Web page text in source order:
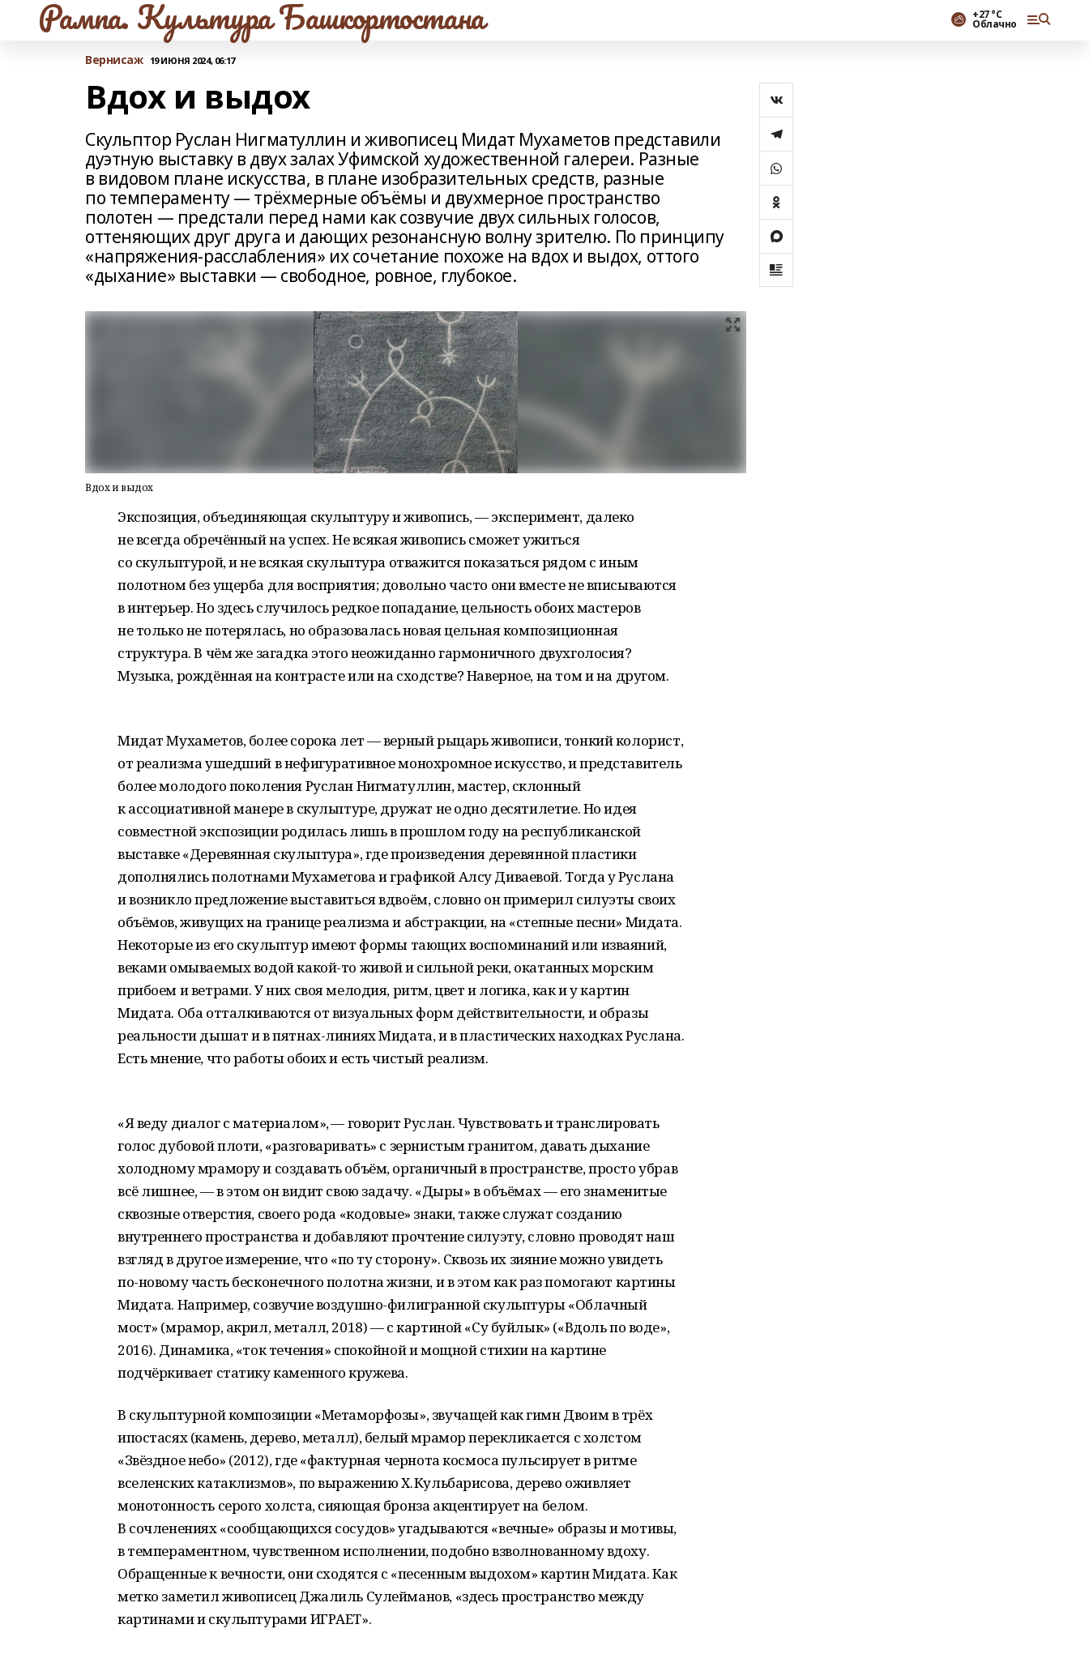
Рампа. Культура Башкортостана +27 °С
Облачно
Вернисаж 19 ИЮНЯ 2024, 06:17
Вдох и выдох
Скульптор Руслан Нигматуллин и живописец Мидат Мухаметов представили
дуэтную выставку в двух залах Уфимской художественной галереи. Разные
в видовом плане искусства, в плане изобразительных средств, разные
по темпераменту — трёхмерные объёмы и двухмерное пространство
полотен — предстали перед нами как созвучие двух сильных голосов,
оттеняющих друг друга и дающих резонансную волну зрителю. По принципу
«напряжения-расслабления» их сочетание похоже на вдох и выдох, оттого
«дыхание» выставки — свободное, ровное, глубокое.
Вдох и выдох
Экспозиция, объединяющая скульптуру и живопись, — эксперимент, далеко
не всегда обречённый на успех. Не всякая живопись сможет ужиться
со скульптурой, и не всякая скульптура отважится показаться рядом с иным
полотном без ущерба для восприятия; довольно часто они вместе не вписываются
в интерьер. Но здесь случилось редкое попадание, цельность обоих мастеров
не только не потерялась, но образовалась новая цельная композиционная
структура. В чём же загадка этого неожиданно гармоничного двухголосия?
Музыка, рождённая на контрасте или на сходстве? Наверное, на том и на другом.
Мидат Мухаметов, более сорока лет — верный рыцарь живописи, тонкий колорист,
от реализма ушедший в нефигуративное монохромное искусство, и представитель
более молодого поколения Руслан Нигматуллин, мастер, склонный
к ассоциативной манере в скульптуре, дружат не одно десятилетие. Но идея
совместной экспозиции родилась лишь в прошлом году на республиканской
выставке «Деревянная скульптура», где произведения деревянной пластики
дополнялись полотнами Мухаметова и графикой Алсу Диваевой. Тогда у Руслана
и возникло предложение выставиться вдвоём, словно он примерил силуэты своих
объёмов, живущих на границе реализма и абстракции, на «степные песни» Мидата.
Некоторые из его скульптур имеют формы тающих воспоминаний или изваяний,
веками омываемых водой какой-то живой и сильной реки, окатанных морским
прибоем и ветрами. У них своя мелодия, ритм, цвет и логика, как и у картин
Мидата. Оба отталкиваются от визуальных форм действительности, и образы
реальности дышат и в пятнах-линиях Мидата, и в пластических находках Руслана.
Есть мнение, что работы обоих и есть чистый реализм.
«Я веду диалог с материалом», — говорит Руслан. Чувствовать и транслировать
голос дубовой плоти, «разговаривать» с зернистым гранитом, давать дыхание
холодному мрамору и создавать объём, органичный в пространстве, просто убрав
всё лишнее, — в этом он видит свою задачу. «Дыры» в объёмах — его знаменитые
сквозные отверстия, своего рода «кодовые» знаки, также служат созданию
внутреннего пространства и добавляют прочтение силуэту, словно проводят наш
взгляд в другое измерение, что «по ту сторону». Сквозь их зияние можно увидеть
по-новому часть бесконечного полотна жизни, и в этом как раз помогают картины
Мидата. Например, созвучие воздушно-филигранной скульптуры «Облачный
мост» (мрамор, акрил, металл, 2018) — с картиной «Су буйлык» («Вдоль по воде»,
2016). Динамика, «ток течения» спокойной и мощной стихии на картине
подчёркивает статику каменного кружева.
В скульптурной композиции «Метаморфозы», звучащей как гимн Двоим в трёх
ипостасях (камень, дерево, металл), белый мрамор перекликается с холстом
«Звёздное небо» (2012), где «фактурная чернота космоса пульсирует в ритме
вселенских катаклизмов», по выражению Х. Кульбарисова, дерево оживляет
монотонность серого холста, сияющая бронза акцентирует на белом.
В сочленениях «сообщающихся сосудов» угадываются «вечные» образы и мотивы,
в темпераментном, чувственном исполнении, подобно взволнованному вдоху.
Обращенные к вечности, они сходятся с «песенным выдохом» картин Мидата. Как
метко заметил живописец Джалиль Сулейманов, «здесь пространство между
картинами и скульптурами ИГРАЕТ».